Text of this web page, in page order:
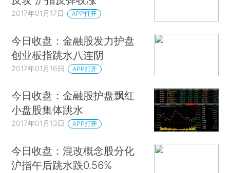
2017年01月17日 APP打开
今日收盘：金融股发力护盘
创业板指跳水八连阴
2017年01月16日 APP打开
今日收盘：金融股护盘飘红
小盘股集体跳水
2017年01月13日 APP打开
今日收盘：混改概念股分化
沪指午后跳水跌0.56%